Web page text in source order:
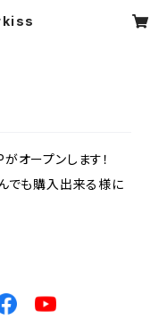
オープンします！
でも購入出来る様に